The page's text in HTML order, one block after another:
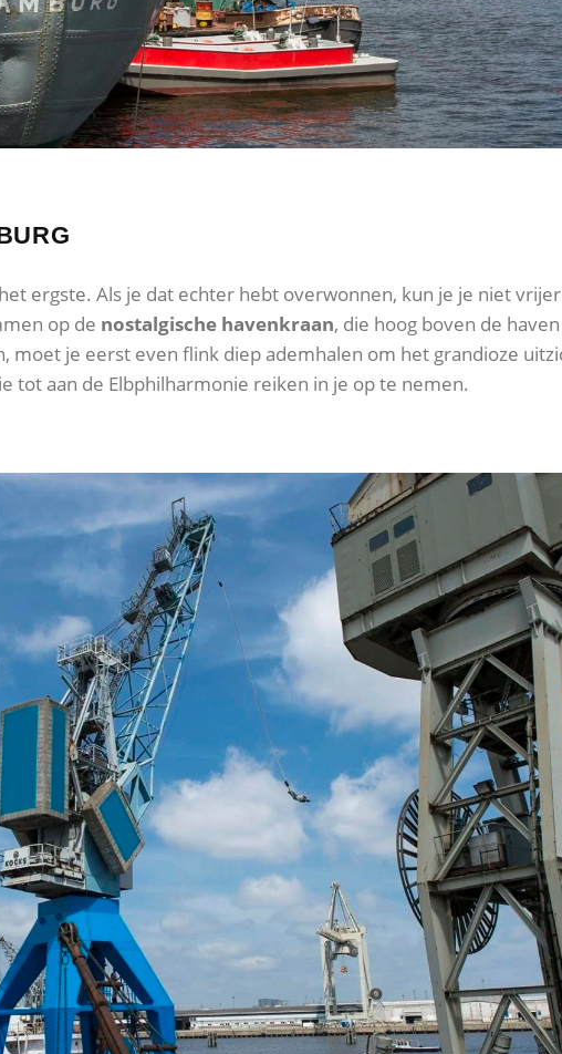
ergste. Als je dat echter hebt overwonnen, kun je je niet
op de nostalgische havenkraan, die hoog boven de
moet je eerst even flink diep ademhalen om het grandioze
tot aan de Elbphilharmonie reiken in je op te nemen.